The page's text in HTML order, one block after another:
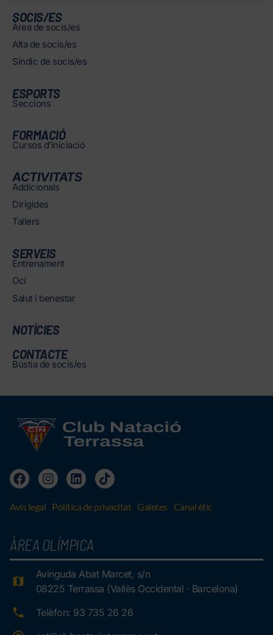
SOCIS/ES
Àrea de socis/es
Alta de socis/es
Síndic de socis/es
ESPORTS
Seccions
FORMACIÓ
Cursos d’iniciació
ACTIVITATS
Addicionals
Dirigides
Tallers
SERVEIS
Entrenament
Oci
Salut i benestar
NOTÍCIES
CONTACTE
Bústia de socis/es
Avís legal Política de privacitat Galetes Canal ètic
ÀREA OLÍMPICA
Avinguda Abat Marcet, s/n
08225 Terrassa (Vallès Occidental · Barcelona)
Telèfon: 93 735 26 26